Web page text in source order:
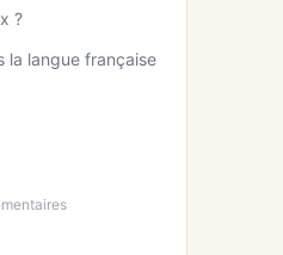
?
la langue française